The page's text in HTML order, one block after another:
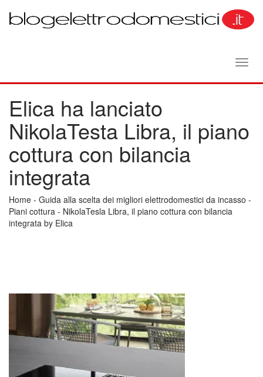
Elica ha lanciato
NikolaTesta Libra, il piano
cottura con bilancia
integrata
Home - Guida alla scelta dei migliori elettrodomestici da incasso -
Piani cottura - NikolaTesla Libra, il piano cottura con bilancia
integrata by Elica